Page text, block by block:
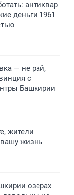
антиквар
деньги 1961
— не рай,
с
Башкирии
жители
жизнь
озерах